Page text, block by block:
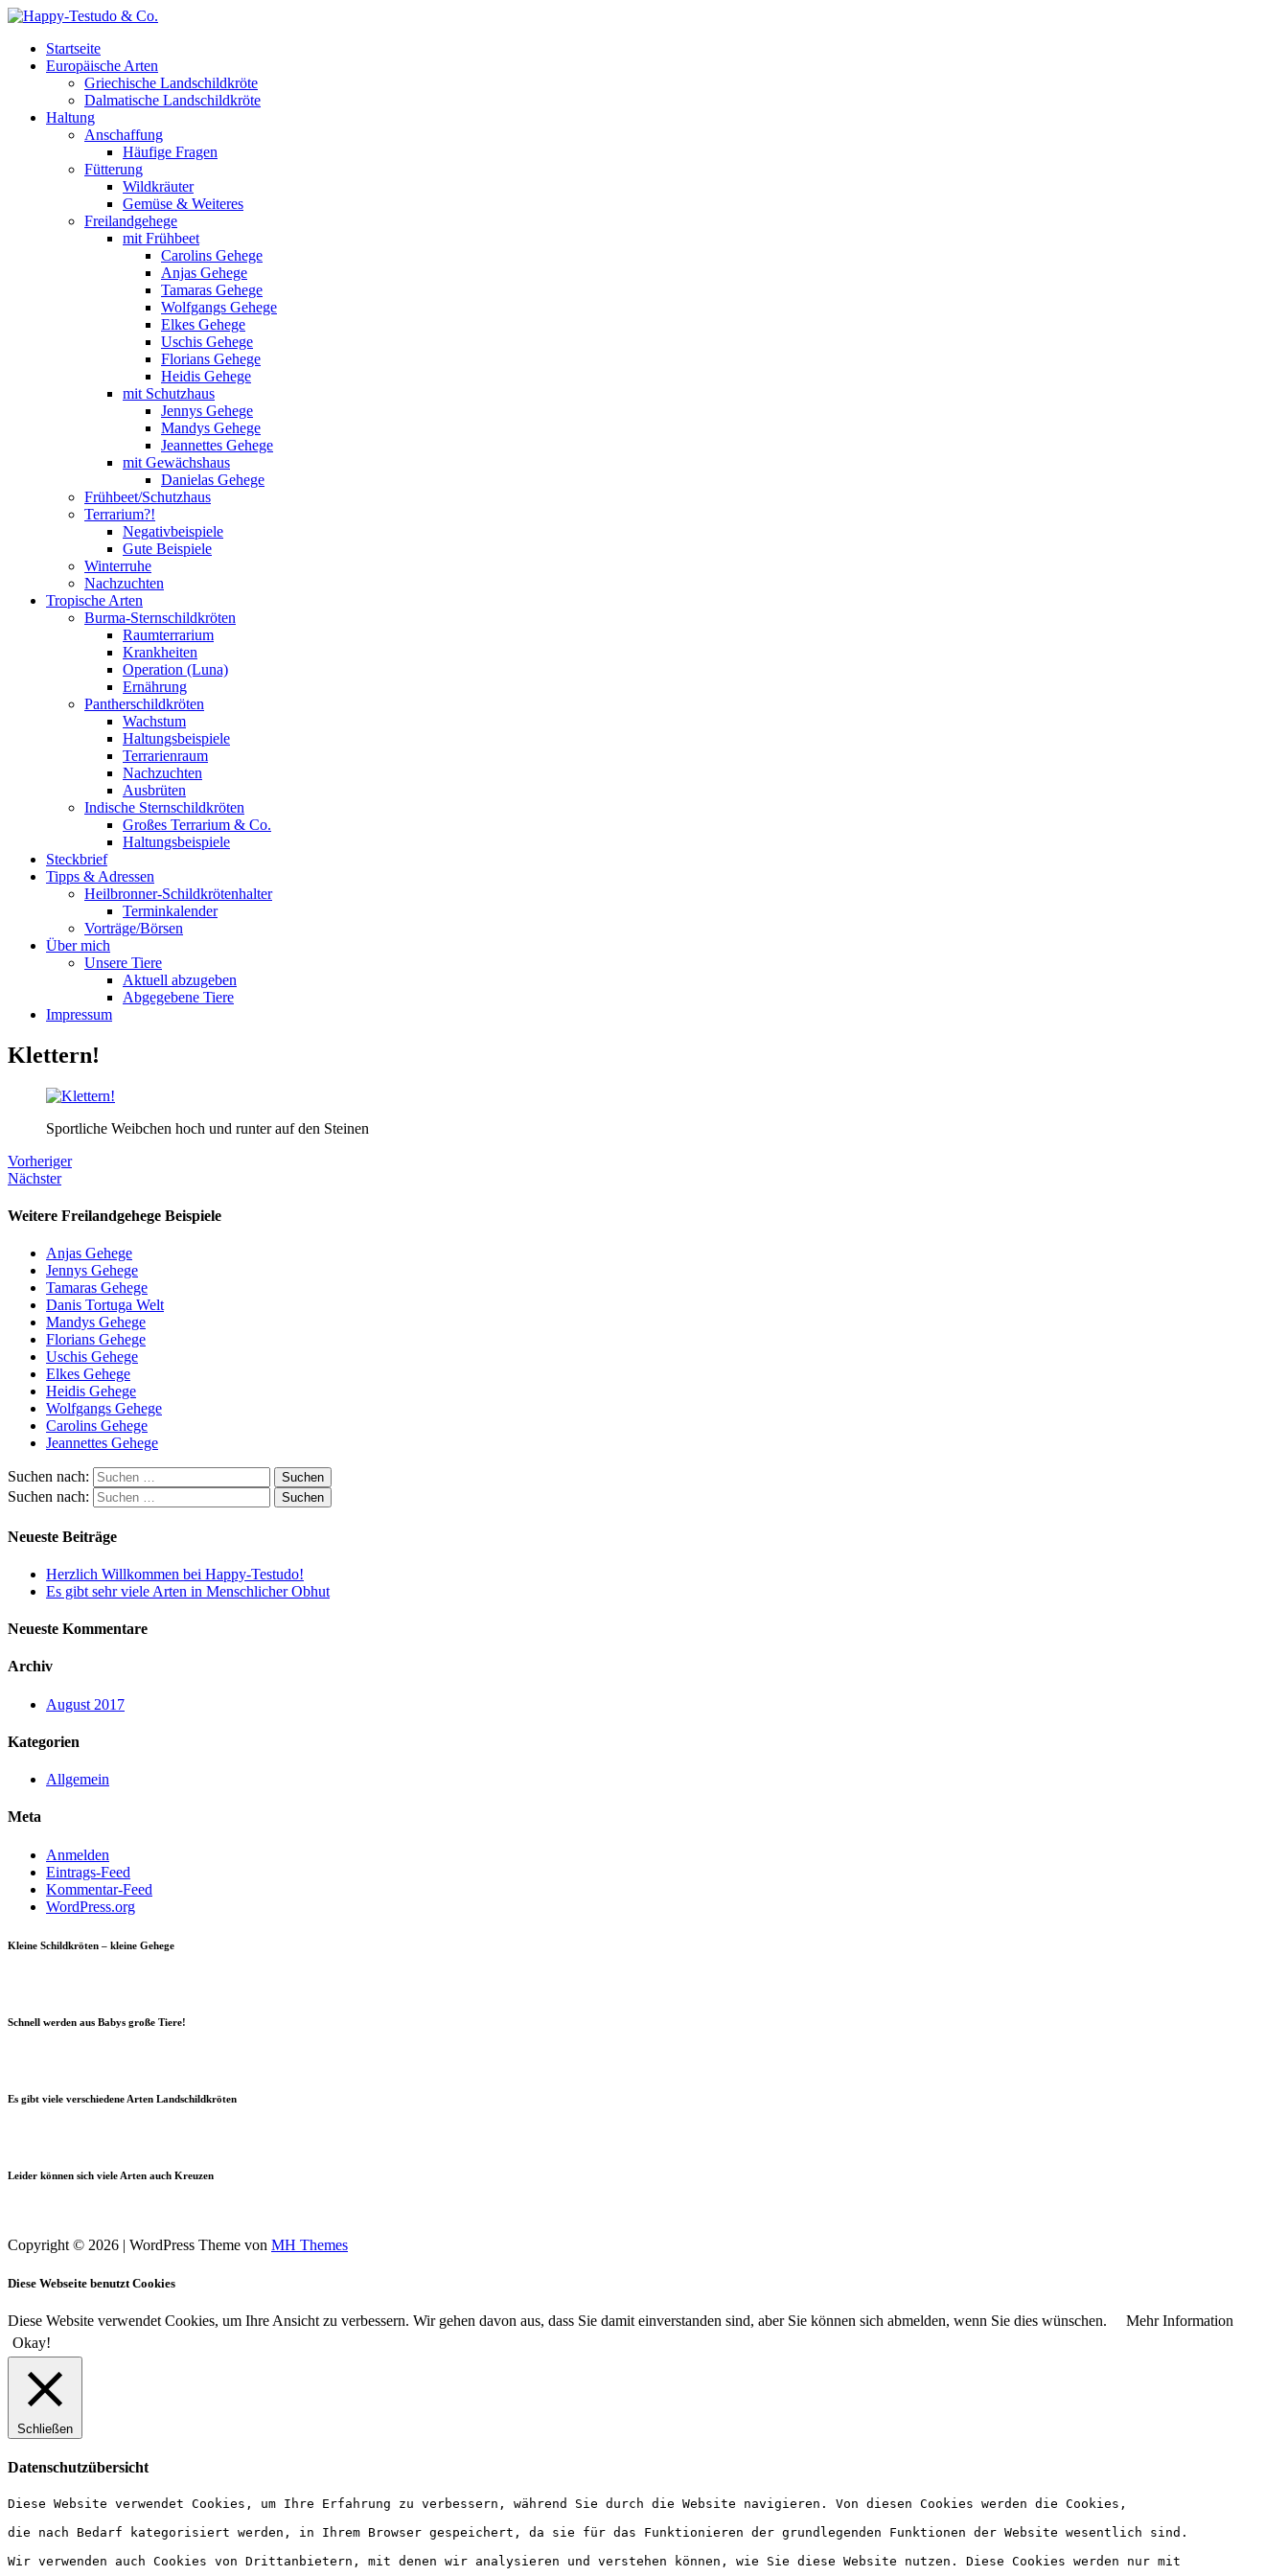
Startseite
Europäische Arten
Griechische Landschildkröte
Dalmatische Landschildkröte
Haltung
Anschaffung
Häufige Fragen
Fütterung
Wildkräuter
Gemüse & Weiteres
Freilandgehege
mit Frühbeet
Carolins Gehege
Anjas Gehege
Tamaras Gehege
Wolfgangs Gehege
Elkes Gehege
Uschis Gehege
Florians Gehege
Heidis Gehege
mit Schutzhaus
Jennys Gehege
Mandys Gehege
Jeannettes Gehege
mit Gewächshaus
Danielas Gehege
Frühbeet/Schutzhaus
Terrarium?!
Negativbeispiele
Gute Beispiele
Winterruhe
Nachzuchten
Tropische Arten
Burma-Sternschildkröten
Raumterrarium
Krankheiten
Operation (Luna)
Ernährung
Pantherschildkröten
Wachstum
Haltungsbeispiele
Terrarienraum
Nachzuchten
Ausbrüten
Indische Sternschildkröten
Großes Terrarium & Co.
Haltungsbeispiele
Steckbrief
Tipps & Adressen
Heilbronner-Schildkrötenhalter
Terminkalender
Vorträge/Börsen
Über mich
Unsere Tiere
Aktuell abzugeben
Abgegebene Tiere
Impressum
Klettern!
Sportliche Weibchen hoch und runter auf den Steinen
Vorheriger
Nächster
Weitere Freilandgehege Beispiele
Anjas Gehege
Jennys Gehege
Tamaras Gehege
Danis Tortuga Welt
Mandys Gehege
Florians Gehege
Uschis Gehege
Elkes Gehege
Heidis Gehege
Wolfgangs Gehege
Carolins Gehege
Jeannettes Gehege
Suchen nach:
Suchen nach:
Neueste Beiträge
Herzlich Willkommen bei Happy-Testudo!
Es gibt sehr viele Arten in Menschlicher Obhut
Neueste Kommentare
Archiv
August 2017
Kategorien
Allgemein
Meta
Anmelden
Eintrags-Feed
Kommentar-Feed
WordPress.org
Kleine Schildkröten – kleine Gehege
Schnell werden aus Babys große Tiere!
Es gibt viele verschiedene Arten Landschildkröten
Leider können sich viele Arten auch Kreuzen
Copyright © 2026 | WordPress Theme von MH Themes
Diese Webseite benutzt Cookies
Diese Website verwendet Cookies, um Ihre Ansicht zu verbessern. Wir gehen davon aus, dass Sie damit einverstanden sind, aber Sie können sich abmelden, wenn Sie dies wünschen.
Mehr Information
Okay!
Schließen
Datenschutzübersicht
Diese Website verwendet Cookies, um Ihre Erfahrung zu verbessern, während Sie durch die Website navigieren. Von diesen Cookies werden die Cookies,
die nach Bedarf kategorisiert werden, in Ihrem Browser gespeichert, da sie für das Funktionieren der grundlegenden Funktionen der Website wesentlich sind.
Wir verwenden auch Cookies von Drittanbietern, mit denen wir analysieren und verstehen können, wie Sie diese Website nutzen. Diese Cookies werden nur mit